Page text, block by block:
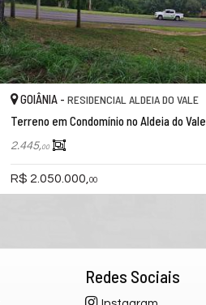
GOIÂNIA - RESIDENCIAL ALDEIA DO VALE
Terreno em Condomínio no Aldeia do Vale
2.445,00
R$ 2.050.000, 00
Redes Sociais